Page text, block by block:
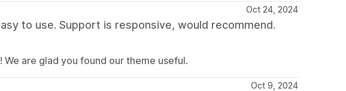
Oct 24, 2024
to use. Support is responsive, would recommend.
are glad you found our theme useful.
Oct 9, 2024